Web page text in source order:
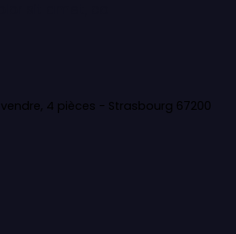
ACCUEIL ACHETER IMMOBILIER NEUF